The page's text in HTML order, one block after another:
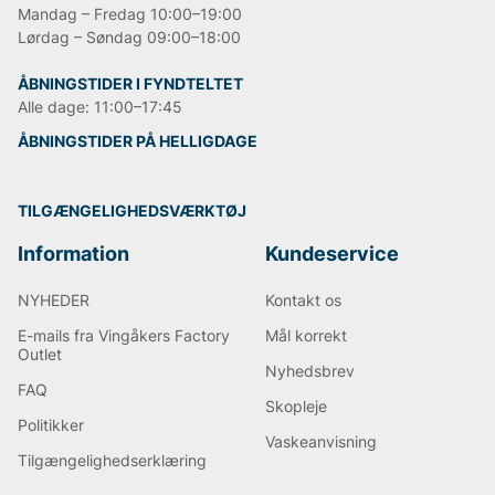
Mandag – Fredag 10:00–19:00
Lørdag – Søndag 09:00–18:00
ÅBNINGSTIDER I FYNDTELTET
Alle dage: 11:00–17:45
ÅBNINGSTIDER PÅ HELLIGDAGE
TILGÆNGELIGHEDSVÆRKTØJ
Information
NYHEDER
E-mails fra Vingåkers Factory
Outlet
FAQ
Politikker
Tilgængelighedserklæring
Kundeservice
Kontakt os
Mål korrekt
Nyhedsbrev
Skopleje
Vaskeanvisning